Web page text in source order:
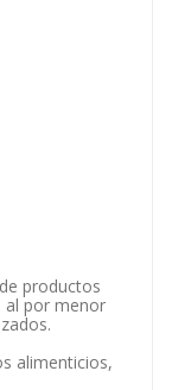
productos
al por menor
alimenticios,